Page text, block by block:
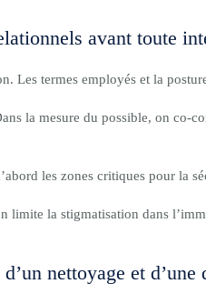
avant toute
Les termes employés et la
la mesure du possible, on co-
les zones critiques pour la
limite la stigmatisation dans
nettoyage et